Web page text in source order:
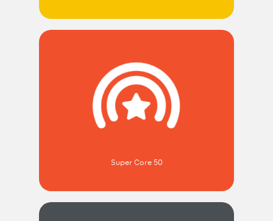
Super Core 50